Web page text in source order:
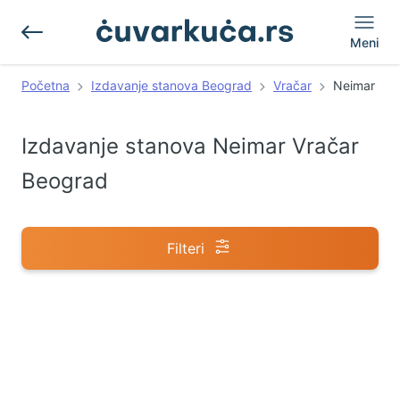
Meni
Početna Izdavanje stanova Beograd Vračar Neimar
Izdavanje stanova Neimar Vračar
Beograd
Filteri